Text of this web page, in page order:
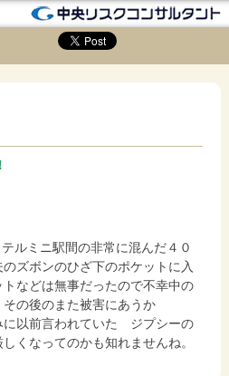
ルミニ駅間の非常に混んだ４０
ズボンのひざ下のポケットに入
などは無事だったので不幸中の
の後のまた被害にあうか
に以前言われていた ジプシーの
くなってのかも知れませんね。